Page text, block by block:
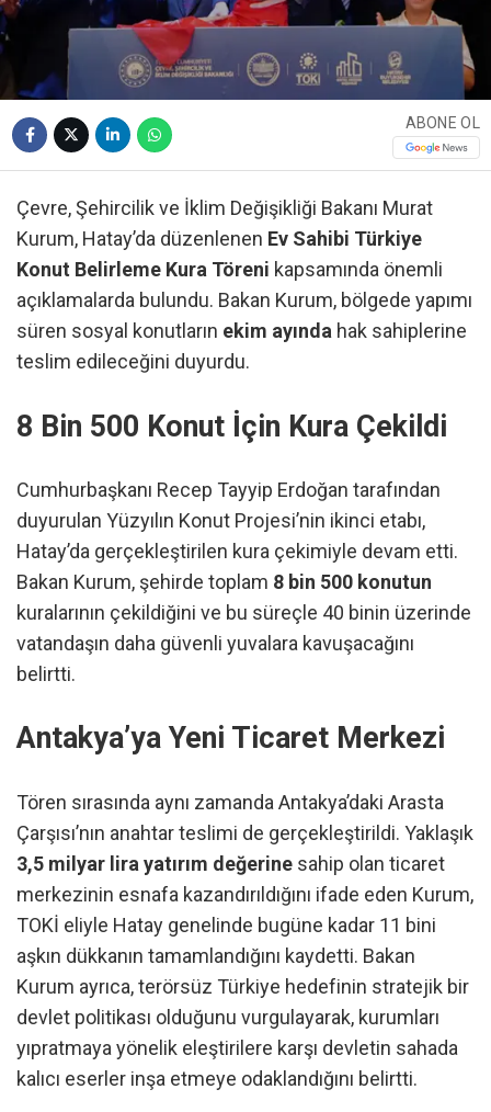
ABONE OL
Çevre, Şehircilik ve İklim Değişikliği Bakanı Murat
Kurum, Hatay’da düzenlenen Ev Sahibi Türkiye
Konut Belirleme Kura Töreni kapsamında önemli
açıklamalarda bulundu. Bakan Kurum, bölgede yapımı
süren sosyal konutların ekim ayında hak sahiplerine
teslim edileceğini duyurdu.
8 Bin 500 Konut İçin Kura Çekildi
Cumhurbaşkanı Recep Tayyip Erdoğan tarafından
duyurulan Yüzyılın Konut Projesi’nin ikinci etabı,
Hatay’da gerçekleştirilen kura çekimiyle devam etti.
Bakan Kurum, şehirde toplam 8 bin 500 konutun
kuralarının çekildiğini ve bu süreçle 40 binin üzerinde
vatandaşın daha güvenli yuvalara kavuşacağını
belirtti.
Antakya’ya Yeni Ticaret Merkezi
Tören sırasında aynı zamanda Antakya’daki Arasta
Çarşısı’nın anahtar teslimi de gerçekleştirildi. Yaklaşık
3,5 milyar lira yatırım değerine sahip olan ticaret
merkezinin esnafa kazandırıldığını ifade eden Kurum,
TOKİ eliyle Hatay genelinde bugüne kadar 11 bini
aşkın dükkanın tamamlandığını kaydetti. Bakan
Kurum ayrıca, terörsüz Türkiye hedefinin stratejik bir
devlet politikası olduğunu vurgulayarak, kurumları
yıpratmaya yönelik eleştirilere karşı devletin sahada
kalıcı eserler inşa etmeye odaklandığını belirtti.